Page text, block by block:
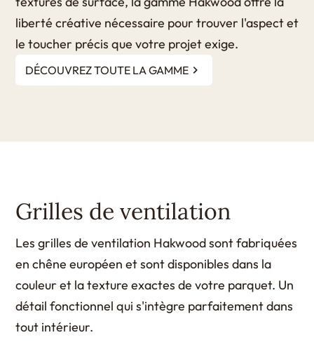
liberté créative nécessaire pour trouver l'aspect et
le toucher précis que votre projet exige.
DÉCOUVREZ TOUTE LA GAMME
Grilles de ventilation
Les grilles de ventilation Hakwood sont fabriquées
en chêne européen et sont disponibles dans la
couleur et la texture exactes de votre parquet. Un
détail fonctionnel qui s'intègre parfaitement dans
tout intérieur.